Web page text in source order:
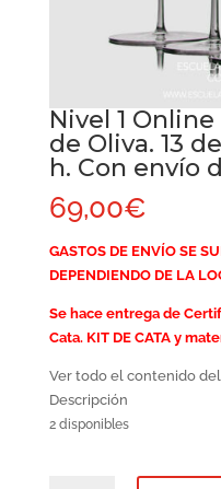
Nivel 1
de Oliva. 13
h. Con envío
69,00€
GASTOS DE ENVÍO SE
DEPENDIENDO DE LA
Se hace entrega de
Cata. KIT DE CATA y
Ver todo el contenido
Descripción
2 disponibles